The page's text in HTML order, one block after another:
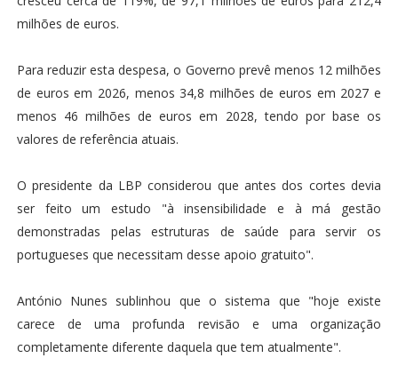
milhões de euros.
Para reduzir esta despesa, o Governo prevê menos 12 milhões
de euros em 2026, menos 34,8 milhões de euros em 2027 e
menos 46 milhões de euros em 2028, tendo por base os
valores de referência atuais.
O presidente da LBP considerou que antes dos cortes devia
ser feito um estudo "à insensibilidade e à má gestão
demonstradas pelas estruturas de saúde para servir os
portugueses que necessitam desse apoio gratuito".
António Nunes sublinhou que o sistema que "hoje existe
carece de uma profunda revisão e uma organização
completamente diferente daquela que tem atualmente".